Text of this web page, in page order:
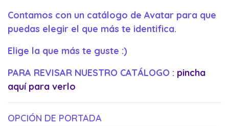
Contamos con un catálogo de Avatar para que
puedas elegir el que más te identifica.
Elige la que más te guste :)
PARA REVISAR NUESTRO CATÁLOGO : pincha
aquí para verlo
OPCIÓN DE PORTADA